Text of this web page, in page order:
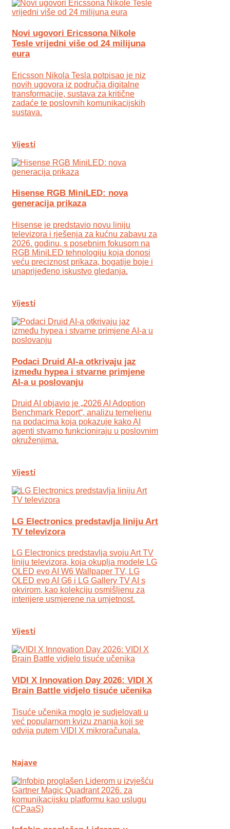
Novi ugovori Ericssona Nikole
Tesle vrijedni više od 24 milijuna
eura
Ericsson Nikola Tesla potpisao je niz
novih ugovora iz područja digitalne
transformacije, sustava za kritične
zadaće te poslovnih komunikacijskih
sustava.
Vijesti
Hisense RGB MiniLED: nova
generacija prikaza
Hisense je predstavio novu liniju
televizora i rješenja za kućnu zabavu za
2026. godinu, s posebnim fokusom na
RGB MiniLED tehnologiju koja donosi
veću preciznost prikaza, bogatije boje i
unaprijeđeno iskustvo gledanja.
Vijesti
Podaci Druid AI-a otkrivaju jaz
između hypea i stvarne primjene
AI-a u poslovanju
Druid AI objavio je „2026 AI Adoption
Benchmark Report“, analizu temeljenu
na podacima koja pokazuje kako AI
agenti stvarno funkcioniraju u poslovnim
okruženjima.
Vijesti
LG Electronics predstavlja liniju Art
TV televizora
LG Electronics predstavlja svoju Art TV
liniju televizora, koja okuplja modele LG
OLED evo AI W6 Wallpaper TV, LG
OLED evo AI G6 i LG Gallery TV AI s
okvirom, kao kolekciju osmišljenu za
interijere usmjerene na umjetnost.
Vijesti
VIDI X Innovation Day 2026: VIDI X
Brain Battle vidjelo tisuće učenika
Tisuće učenika moglo je sudjelovati u
već popularnom kvizu znanja koji se
odvija putem VIDI X mikroračunala.
Najave